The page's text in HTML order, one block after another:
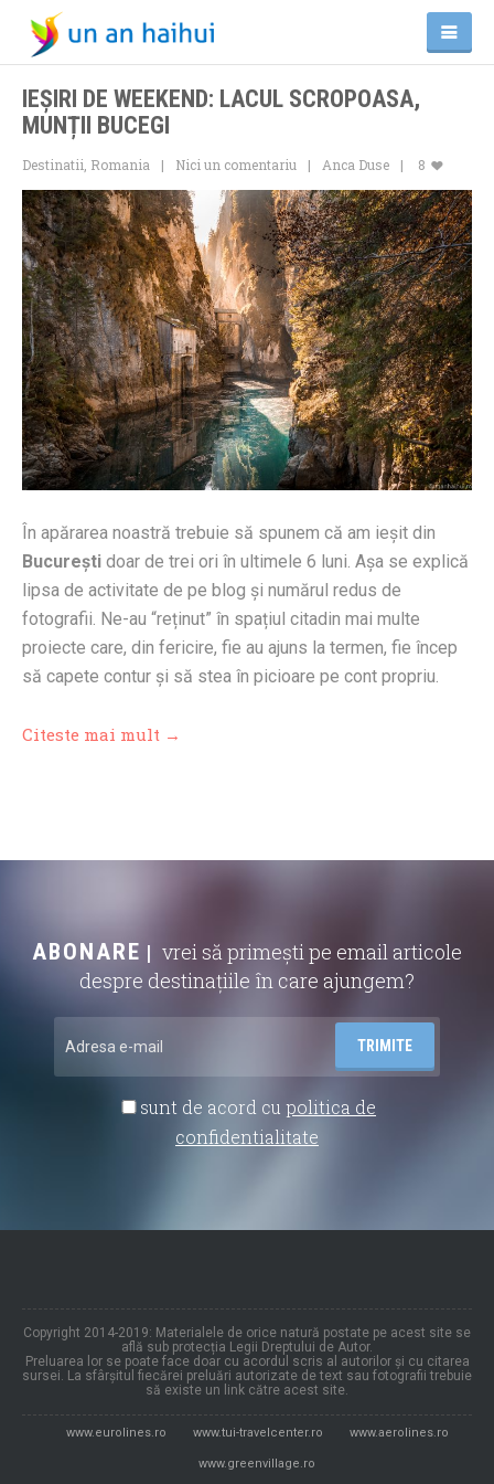
IEȘIRI DE WEEKEND: LACUL SCROPOASA,
MUNȚII BUCEGI
Destinatii Romania Nici un comentariu Anca Duse 8
În apărarea noastră trebuie să spunem că am ieșit din
București doar de trei ori în ultimele 6 luni. Așa se explică
lipsa de activitate de pe blog și numărul redus de
fotografii. Ne-au “reținut” în spațiul citadin mai multe
proiecte care, din fericire, fie au ajuns la termen, fie încep
să capete contur și să stea în picioare pe cont propriu.
Citeste mai mult →
ABONARE
vrei să primești pe email articole
despre destinațiile în care ajungem?
sunt de acord cu politica de
confidentialitate
Copyright 2014-2019: Materialele de orice natură postate pe acest site se
află sub protecția Legii Dreptului de Autor.
Preluarea lor se poate face doar cu acordul scris al autorilor și cu citarea
sursei. La sfârșitul fiecărei preluări autorizate de text sau fotografii trebuie
să existe un link către acest site.
www.eurolines.ro www.tui-travelcenter.ro www.aerolines.ro
www.greenvillage.ro